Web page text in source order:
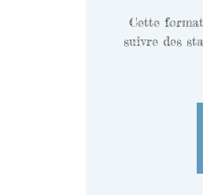
Cette
suivre des